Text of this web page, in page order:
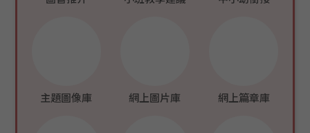
主題圖像庫 網上圖片庫 網上篇章庫